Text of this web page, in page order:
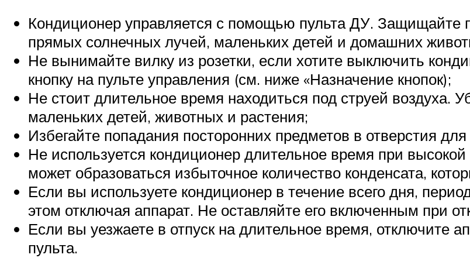
Кондиционер управляется с помощью пульта ДУ. Защищайте
прямых солнечных лучей, маленьких детей и домашних
Не вынимайте вилку из розетки, если хотите выключить
кнопку на пульте управления (см. ниже «Назначение кнопок);
Не стоит длительное время находиться под струей воздуха.
маленьких детей, животных и растения;
Избегайте попадания посторонних предметов в отверстия
Не используется кондиционер длительное время при
может образоваться избыточное количество конденсата,
Если вы используете кондиционер в течение всего дня,
этом отключая аппарат. Не оставляйте его включенным при
Если вы уезжаете в отпуск на длительное время, отключите
пульта.